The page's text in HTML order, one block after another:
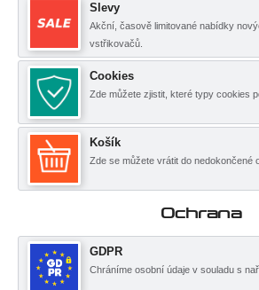
Slevy
Akční, časově limitované nabídky
vstřikovačů.
Cookies
Zde můžete zjistit, které typy cookies
Košík
Zde se můžete vrátit do nedokončené
Ochrana
GDPR
Chráníme osobní údaje v souladu s